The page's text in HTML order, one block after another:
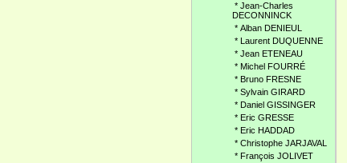
* Jean-Charles
DECONNINCK
* Alban DENIEUL
* Laurent DUQUENNE
* Jean ETENEAU
* Michel FOURRÉ
* Bruno FRESNE
* Sylvain GIRARD
* Daniel GISSINGER
* Eric GRESSE
* Eric HADDAD
* Christophe JARJAVAL
* François JOLIVET